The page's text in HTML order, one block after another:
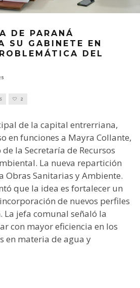
DE PARANÁ
SU GABINETE EN
DEL
2
de la capital entrerriana,
en funciones a Mayra Collante,
la Secretaría de Recursos
La nueva repartición
Obras Sanitarias y Ambiente.
que la idea es fortalecer un
de nuevos perfiles
jefa comunal señaló la
con mayor eficiencia en los
en materia de agua y